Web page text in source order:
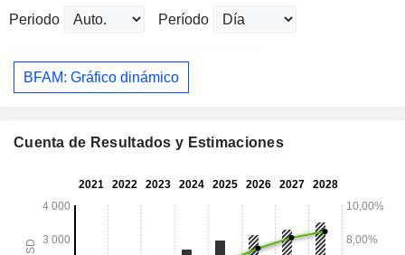
Periodo Período
BFAM: Gráfico dinámico
Cuenta de Resultados y Estimaciones